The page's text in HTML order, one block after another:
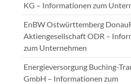
KG – Informationen zum
EnBW Ostwürttemberg
Aktiengesellschaft ODR –
zum Unternehmen
Energieversorgung Buching-
GmbH – Informationen zum